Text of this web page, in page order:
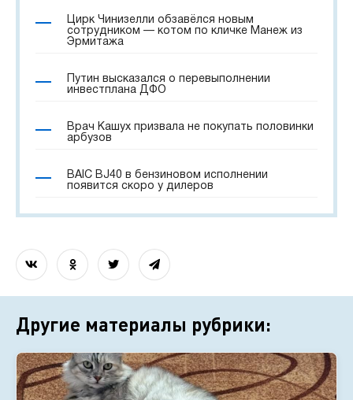
Цирк Чинизелли обзавёлся новым
сотрудником — котом по кличке Манеж из
Эрмитажа
Путин высказался о перевыполнении
инвестплана ДФО
Врач Кашух призвала не покупать половинки
арбузов
BAIC BJ40 в бензиновом исполнении
появится скоро у дилеров
Другие материалы рубрики: